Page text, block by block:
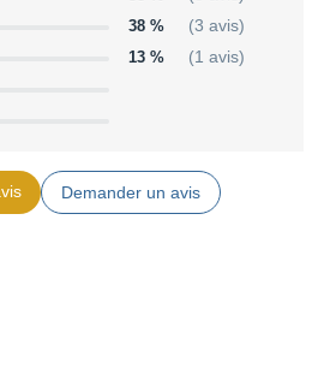
38 % (3 avis)
13 % (1 avis)
Demander un avis